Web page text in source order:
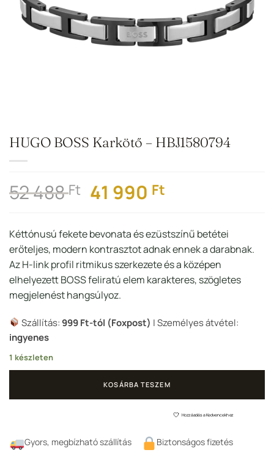
HUGO BOSS Karkötő – HBJ1580794
52 488Ft Original
was:
52
488 Ft.
41 990 Ft
is:
41
990 Ft.
Kéttónusú fekete bevonata és ezüstszínű betétei
erőteljes, modern kontrasztot adnak ennek a darabnak.
Az H-link profil ritmikus szerkezete és a középen
elhelyezett BOSS feliratú elem karakteres, szögletes
megjelenést hangsúlyoz.
Szállítás:999 Ft-tól (Foxpost) | Személyes átvétel:
ingyenes
1 készleten
KOSÁRBA TESZEM
Hozzáadás a Kedvencekhez
Gyors, megbízható szállítás
Biztonságos fizetés